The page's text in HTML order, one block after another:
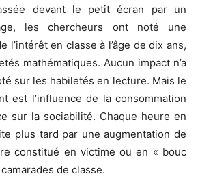
devant le petit écran par un
les chercheurs ont noté une
l’intérêt en classe à l’âge de dix ans,
mathématiques. Aucun impact n’a
sur les habiletés en lecture. Mais le
est l’influence de la consommation
sur la sociabilité. Chaque heure en
plus tard par une augmentation de
constitué en victime ou en « bouc
de classe.